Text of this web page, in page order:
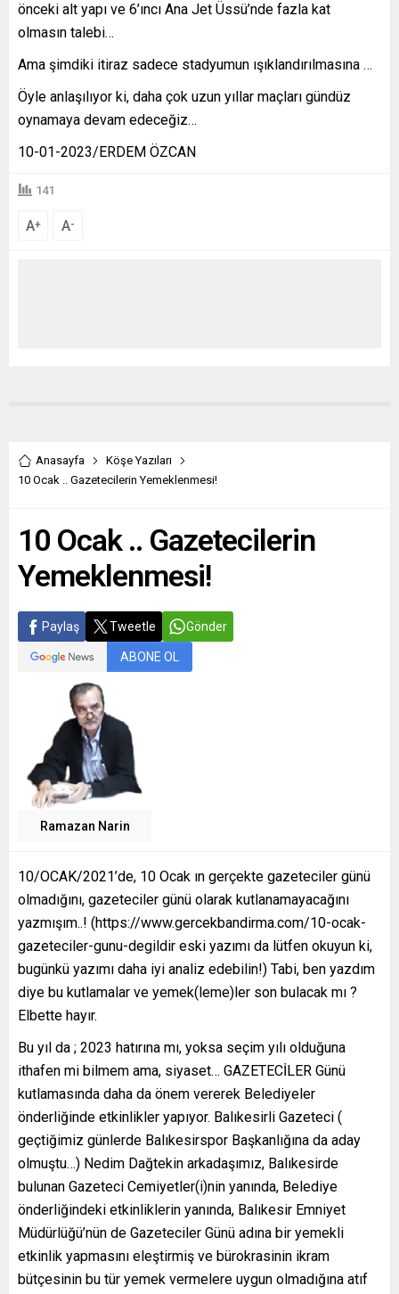
önceki alt yapı ve 6’ıncı Ana Jet Üssü’nde fazla kat
olmasın talebi…
Ama şimdiki itiraz sadece stadyumun ışıklandırılmasına …
Öyle anlaşılıyor ki, daha çok uzun yıllar maçları gündüz
oynamaya devam edeceğiz…
10-01-2023/ERDEM ÖZCAN
141
A+ A-
Anasayfa
Köşe Yazıları
10 Ocak .. Gazetecilerin Yemeklenmesi!
10 Ocak .. Gazetecilerin
Yemeklenmesi!
Paylaş Tweetle Gönder
ABONE OL
Ramazan Narin
10/OCAK/2021’de, 10 Ocak ın gerçekte gazeteciler günü
olmadığını, gazeteciler günü olarak kutlanamayacağını
yazmışım..! (https://www.gercekbandirma.com/10-ocak-
gazeteciler-gunu-degildir eski yazımı da lütfen okuyun ki,
bugünkü yazımı daha iyi analiz edebilin!) Tabi, ben yazdım
diye bu kutlamalar ve yemek(leme)ler son bulacak mı ?
Elbette hayır.
Bu yıl da ; 2023 hatırına mı, yoksa seçim yılı olduğuna
ithafen mi bilmem ama, siyaset… GAZETECİLER Günü
kutlamasında daha da önem vererek Belediyeler
önderliğinde etkinlikler yapıyor. Balıkesirli Gazeteci (
geçtiğimiz günlerde Balıkesirspor Başkanlığına da aday
olmuştu…) Nedim Dağtekin arkadaşımız, Balıkesirde
bulunan Gazeteci Cemiyetler(i)nin yanında, Belediye
önderliğindeki etkinliklerin yanında, Balıkesir Emniyet
Müdürlüğü’nün de Gazeteciler Günü adına bir yemekli
etkinlik yapmasını eleştirmiş ve bürokrasinin ikram
bütçesinin bu tür yemek vermelere uygun olmadığına atıf